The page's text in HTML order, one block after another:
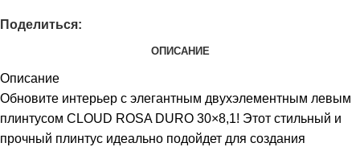
Поделиться:
ОПИСАНИЕ
Описание
Обновите интерьер с элегантным двухэлементным левым
плинтусом CLOUD ROSA DURO 30×8,1! Этот стильный и
прочный плинтус идеально подойдет для создания